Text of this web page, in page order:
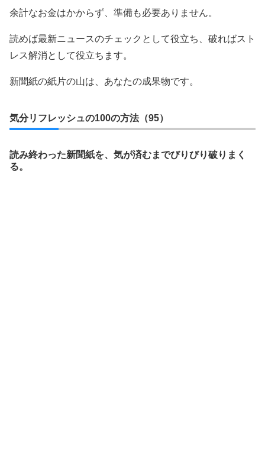
余計なお金はかからず、準備も必要ありません。
読めば最新ニュースのチェックとして役立ち、破ればスト
レス解消として役立ちます。
新聞紙の紙片の山は、あなたの成果物です。
気分リフレッシュの100の方法（95）
読み終わった新聞紙を、気が済むまでびりびり破りまく
る。